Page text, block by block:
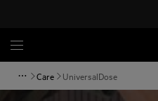
Care UniversalDose